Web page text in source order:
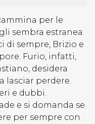
per le
sembra estranea
di sempre, Brizio e
Furio, infatti,
desidera
lasciar perdere.
e dubbi.
e si domanda se
per sempre con